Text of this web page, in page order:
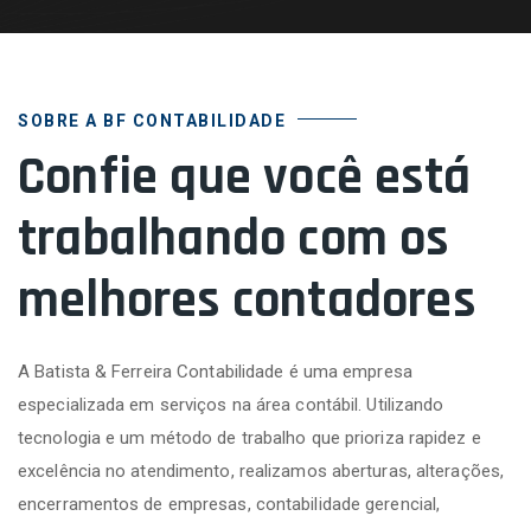
SOBRE A BF CONTABILIDADE
Confie que você está
trabalhando com os
melhores contadores
A Batista & Ferreira Contabilidade é uma empresa
especializada em serviços na área contábil. Utilizando
tecnologia e um método de trabalho que prioriza rapidez e
excelência no atendimento, realizamos aberturas, alterações,
encerramentos de empresas, contabilidade gerencial,